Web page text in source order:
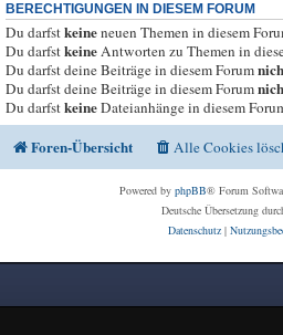
BERECHTIGUNGEN IN DIESEM FORUM
Du darfstkeineneuen Themen in diesem
Du darfstkeineAntworten zu Themen in
Du darfst deine Beiträge in diesem Forum
Du darfst deine Beiträge in diesem Forum
Du darfstkeineDateianhänge in diesem
Foren-Übersicht Alle Cookies
Powered by phpBB® Forum
Deutsche Übersetzung
Datenschutz|